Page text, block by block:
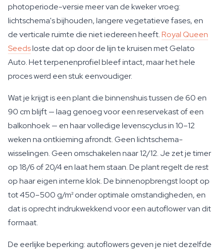
photoperiode-versie meer van de kweker vroeg:
lichtschema's bijhouden, langere vegetatieve fases, en
de verticale ruimte die niet iedereen heeft.Royal Queen
Seedsloste dat op door de lijn te kruisen met Gelato
Auto. Het terpenenprofiel bleef intact, maar het hele
proces werd een stuk eenvoudiger.
Wat je krijgt is een plant die binnenshuis tussen de 60 en
90 cm blijft — laag genoeg voor een reservekast of een
balkonhoek — en haar volledige levenscyclus in 10–12
weken na ontkieming afrondt. Geen lichtschema-
wisselingen. Geen omschakelen naar 12/12. Je zet je timer
op 18/6 of 20/4 en laat hem staan. De plant regelt de rest
op haar eigen interne klok. De binnenopbrengst loopt op
tot 450–500 g/m² onder optimale omstandigheden, en
dat is oprecht indrukwekkend voor een autoflower van dit
formaat.
De eerlijke beperking: autoflowers geven je niet dezelfde